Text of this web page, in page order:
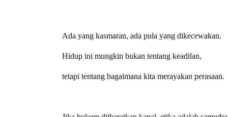
Ada yang kasmaran, ada pula yang dikecewakan.
Hidup ini mungkin bukan tentang keadilan,
tetapi tentang bagaimana kita merayakan perasaan.